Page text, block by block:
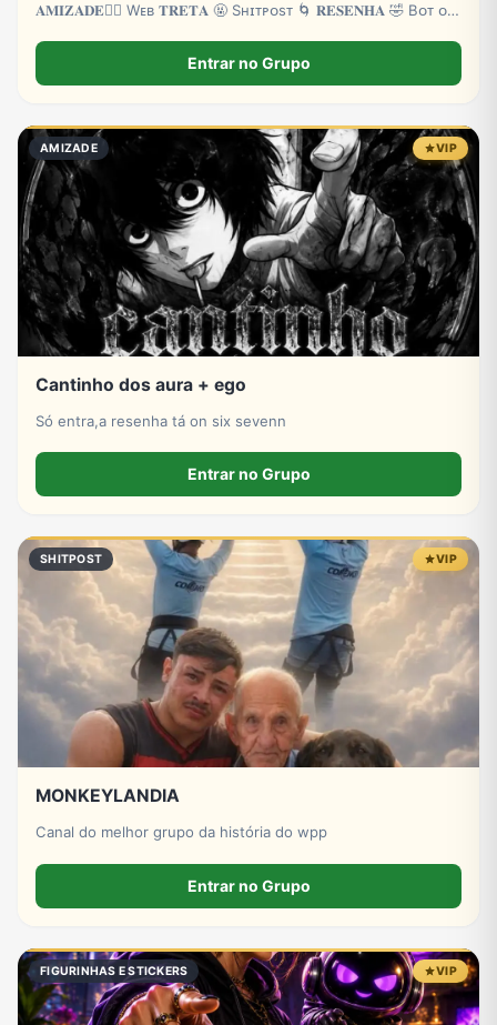
𝐀𝐌𝐈𝐙𝐀𝐃𝐄❤️‍🔥 Wᴇʙ 𝐓𝐑𝐄𝐓𝐀 🤬 Sʜɪᴛᴘᴏsᴛ 🌀 𝐑𝐄𝐒𝐄𝐍𝐇𝐀 🤣 Bᴏᴛ ᴏɴ
Entrar no Grupo
AMIZADE VIP
Cantinho dos aura + ego
Só entra,a resenha tá on six sevenn
Entrar no Grupo
SHITPOST VIP
MONKEYLANDIA
Canal do melhor grupo da história do wpp
Entrar no Grupo
FIGURINHAS E STICKERS VIP